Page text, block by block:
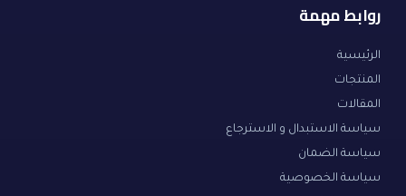
روابط مهمة
الرئيسية
المنتجات
المقالات
سياسة الاستبدال و الاسترجاع
سياسة الضمان
سياسة الخصوصية